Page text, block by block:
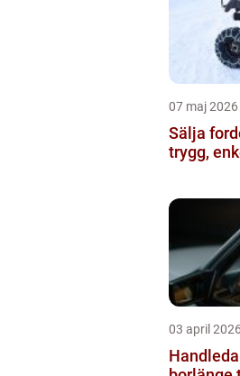
07 maj 2026
Sälja fordon så får
trygg,
03 april 2026